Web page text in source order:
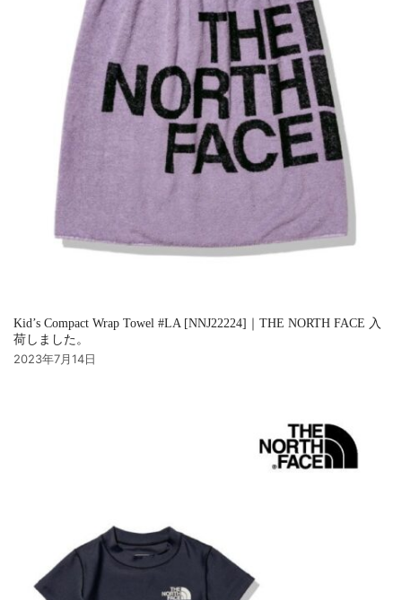
Kid’s Compact Wrap Towel #LA [NNJ22224]｜THE NORTH FACE 入
荷しました。
2023年7月14日